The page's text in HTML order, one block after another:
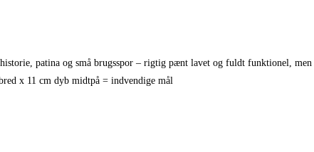
patina og små brugsspor – rigtig pænt lavet og fuldt funktionel,
x 11 cm dyb midtpå = indvendige mål